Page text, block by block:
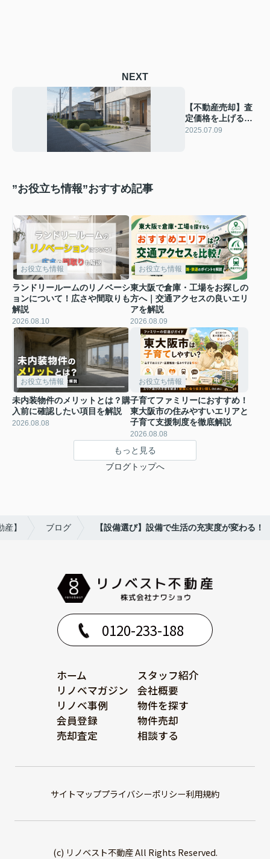
NEXT
【不動産売却】査
定価格を上げる方
法は？ポイントや
2025.07.09
”お役立ち情報”おすすめ記事
お役立ち情報
ランドリールームのリノベーシ
ョンについて！広さや間取りも
解説
2026.08.10
お役立ち情報
東大阪で倉庫・工場をお探しの
方へ｜交通アクセスの良いエリ
アを解説
2026.08.09
お役立ち情報
未内装物件のメリットとは？購
入前に確認したい項目を解説
2026.08.08
お役立ち情報
子育てファミリーにおすすめ！
東大阪市の住みやすいエリアと
子育て支援制度を徹底解説
2026.08.08
もっと見る
ブログトップへ
】 ブログ 【設備選び】設備で生活の充実度が変わる！
0120-233-188
ホーム
スタッフ紹介
リノベマガジン
会社概要
リノベ事例
物件を探す
会員登録
物件売却
売却査定
相談する
サイトマッププライバシーポリシー利用規約
(c) リノベスト不動産 All Rights Reserved.